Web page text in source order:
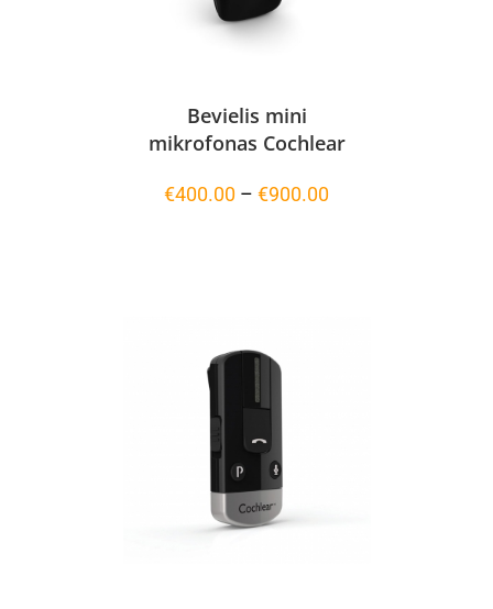
Bevielis mini
mikrofonas Cochlear
€400.00 – €900.00Price